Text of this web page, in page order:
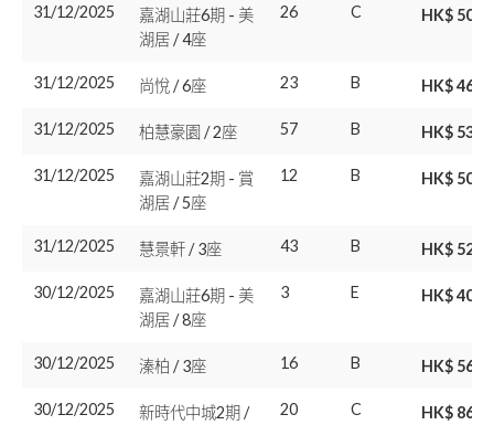
31/12/2025
嘉湖山莊6期 - 美
湖居 / 4座
26 C HK$ 508
31/12/2025 尚悅 / 6座 23 B HK$ 466
31/12/2025 柏慧豪園 / 2座 57 B HK$ 532
31/12/2025
嘉湖山莊2期 - 賞
湖居 / 5座
12 B HK$ 508
31/12/2025 慧景軒 / 3座 43 B HK$ 528
30/12/2025
嘉湖山莊6期 - 美
湖居 / 8座
3 E HK$ 400
30/12/2025 溱柏 / 3座 16 B HK$ 560
30/12/2025
新時代中城2期 /
20 C HK$ 868